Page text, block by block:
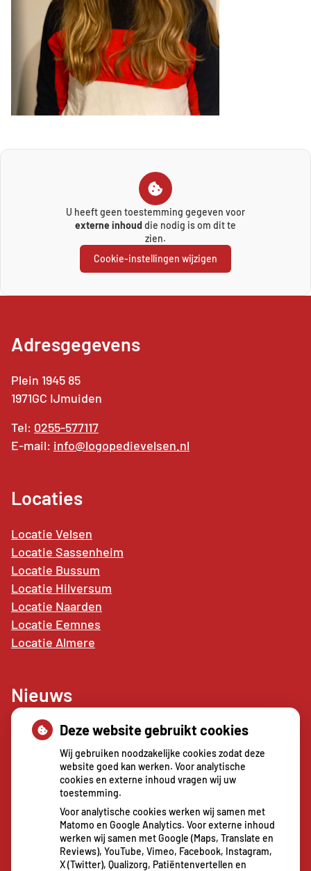
U heeft geen toestemming gegeven voor
externe inhouddie nodig is om dit te
zien.
Cookie-instellingen wijzigen
Adresgegevens
Plein 1945 85
1971GC IJmuiden
Tel: 0255-577117
E-mail: info@logopedievelsen.nl
Locaties
Locatie Velsen
Locatie Sassenheim
Locatie Bussum
Locatie Hilversum
Locatie Naarden
Locatie Eemnes
Locatie Almere
Nieuws
Sterke buikspieren zonder sportschool? Deze 7
activiteiten doen het werk stiekem voor jou
CZ vergoedt zorg van twee gespecialiseerde
revalidatieartsen niet meer
De sleutel tot blijvend afvallen? Dat doe je
volgens onderzoek veel effectiever samen
Spoedeisende hulp zag dit weekend meer
mensen met heup- en polsbreuken binnenkomen
Deze website gebruikt cookies
Wij gebruiken noodzakelijke cookies zodat deze
website goed kan werken. Voor analytische
cookies en externe inhoud vragen wij uw
toestemming.
Voor analytische cookies werken wij samen met
Matomo en Google Analytics. Voor externe inhoud
werken wij samen met Google (Maps, Translate en
Reviews), YouTube, Vimeo, Facebook, Instagram,
X (Twitter), Qualizorg, Patiëntenvertellen en